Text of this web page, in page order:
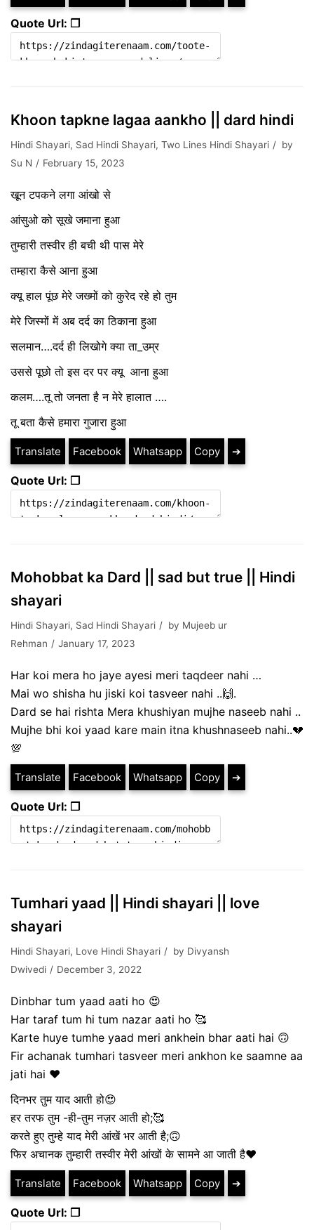
Quote Url: ❐
Khoon tapkne lagaa aankho || dard hindi
Hindi Shayari, Sad Hindi Shayari, Two Lines Hindi Shayari
by
Su N
February 15, 2023
खून टपकने लगा आंखो से
आंसुओ को सूखे जमाना हुआ
तुम्हारी तस्वीर ही बची थी पास मेरे
तम्हारा कैसे आना हुआ
क्यू हाल पूंछ मेरे जख्मों को कुरेद रहे हो तुम
मेरे जिस्मों में अब दर्द का ठिकाना हुआ
सलमान….दर्द ही लिखोगे क्या ता_उम्र
उससे पूछो तो इस दर पर क्यू आना हुआ
कलम….तू तो जनता है न मेरे हालात ….
तू बता कैसे हमारा गुजारा हुआ
Translate Facebook Whatsapp Copy ➔
Quote Url: ❐
Mohobbat ka Dard || sad but true || Hindi
shayari
Hindi Shayari, Sad Hindi Shayari by Mujeeb ur
Rehman
January 17, 2023
Har koi mera ho jaye ayesi meri taqdeer nahi …
Mai wo shisha hu jiski koi tasveer nahi ..🙌.
Dard se hai rishta Mera khushiyan mujhe naseeb nahi ..
Mujhe bhi koi yaad kare main itna khushnaseeb nahi..💔
💯
Translate Facebook Whatsapp Copy ➔
Quote Url: ❐
Tumhari yaad || Hindi shayari || love
shayari
Hindi Shayari, Love Hindi Shayari by Divyansh
Dwivedi
December 3, 2022
Dinbhar tum yaad aati ho 😍
Har taraf tum hi tum nazar aati ho 🥰
Karte huye tumhe yaad meri ankhein bhar aati hai 🙃
Fir achanak tumhari tasveer meri ankhon ke saamne aa
jati hai ❤️
दिनभर तुम याद आती हो😍
हर तरफ तुम -ही-तुम नज़र आती हो;🥰
करते हुए तुम्हे याद मेरी आंखें भर आती है;🙃
फिर अचानक तुम्हारी तस्वीर मेरी आंखों के सामने आ जाती है❤️
Translate Facebook Whatsapp Copy ➔
Quote Url: ❐